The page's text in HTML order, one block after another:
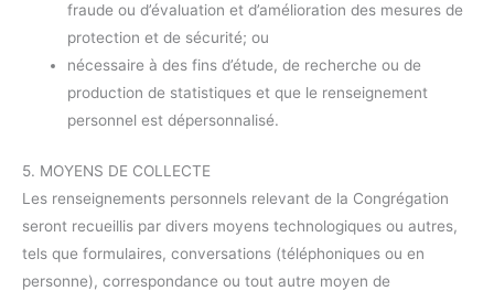
fraude ou d’évaluation et d’amélioration des mesures de
protection et de sécurité; ou
nécessaire à des fins d’étude, de recherche ou de
production de statistiques et que le renseignement
personnel est dépersonnalisé.
5. MOYENS DE COLLECTE
Les renseignements personnels relevant de la Congrégation
seront recueillis par divers moyens technologiques ou autres,
tels que formulaires, conversations (téléphoniques ou en
personne), correspondance ou tout autre moyen de